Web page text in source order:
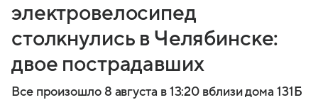
электровелосипед
столкнулись в Челябинске:
двое пострадавших
Все произошло 8 августа в 13:20 вблизи дома 131Б